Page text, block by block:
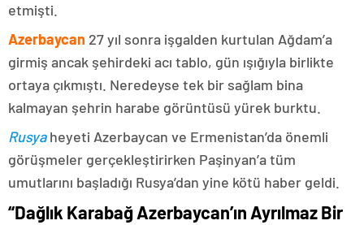
etmişti.
Azerbaycan 27 yıl sonra işgalden kurtulan Ağdam’a
girmiş ancak şehirdeki acı tablo, gün ışığıyla birlikte
ortaya çıkmıştı. Neredeyse tek bir sağlam bina
kalmayan şehrin harabe görüntüsü yürek burktu.
Rusyaheyeti Azerbaycan ve Ermenistan’da önemli
görüşmeler gerçekleştirirken Paşinyan’a tüm
umutlarını başladığı Rusya’dan yine kötü haber geldi.
“Dağlık Karabağ Azerbaycan’ın Ayrılmaz Bir